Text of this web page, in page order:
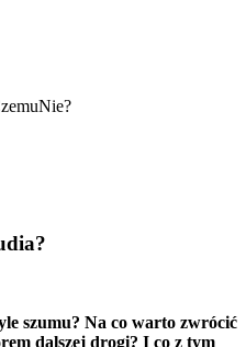
szumu? Na co warto zwrócić
dalszej drogi? I co z tym